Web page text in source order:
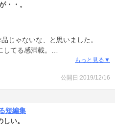
・・。
じゃないな、と思いました。
てる感満載。
もっと見る▼
公開日:2019/12/16
短編集
い。